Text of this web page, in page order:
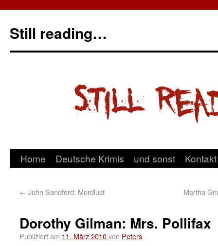
Still reading…
Home Deutsche Krimis und sonst Kontakt
← John Sandford: Mordlust Martha
Dorothy Gilman: Mrs. Pollifax
Publiziert am 11. März 2010von Peters